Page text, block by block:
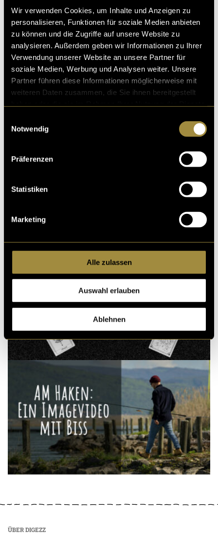
Wir verwenden Cookies, um Inhalte und Anzeigen zu
personalisieren, Funktionen für soziale Medien anbieten
zu können und die Zugriffe auf unsere Website zu
analysieren. Außerdem geben wir Informationen zu Ihrer
Verwendung unserer Website an unsere Partner für
soziale Medien, Werbung und Analysen weiter. Unsere
Partner führen diese Informationen möglicherweise mit
weiteren Daten zusammen, die Sie ihnen bereitgestellt
Notwendig
Präferenzen
Statistiken
Marketing
Alle zulassen
Auswahl erlauben
Ablehnen
Kritik
Ähnliche Artikel
ÜBER DIGEZZ